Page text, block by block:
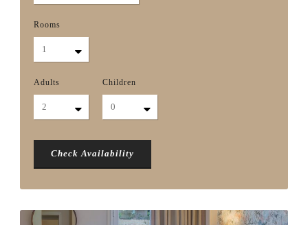
Rooms
Adults Children